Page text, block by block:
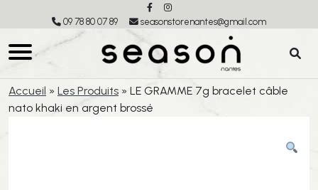
09 78 80 07 89 seasonstorenantes@gmail.com
Accueil » Les Produits » LE GRAMME 7g bracelet câble
nato khaki en argent brossé